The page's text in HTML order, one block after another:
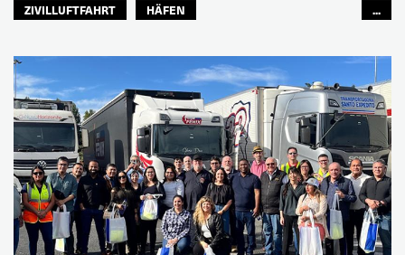
ZIVILLUFTFAHRT
HÄFEN
STRASSENTRANSPORT
SEELEUTE
FREMDENVERKEHRSDIENSTE
ÖFFENTLICHER PERSONENNAHVERKEHR
LAGERHALTUNG
FRAUEN
JUGEND
GLOBAL
ITF AFRICA
ARABISCHE WELT
ASIEN PAZIFIK
EUROPA
NORDAMERIKA
LATEINAMERIKA
...